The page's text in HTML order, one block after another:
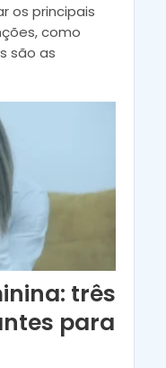
os principais
como
são as
três
para